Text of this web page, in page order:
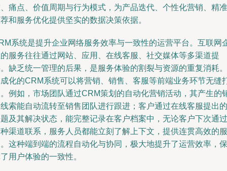
痛点、价值周期与行为模式，为产品迭代、个性化营销、精准
和服务优化提供坚实的数据决策依据。
系统是提升企业网络服务效率与一致性的运营平台。互联网
服务往往通过网站、应用、在线客服、社交媒体等多渠道提
缺乏统一管理的后果，是服务体验的割裂与资源的重复消耗。
化的CRM系统可以将营销、销售、客服等前端业务环节无缝
例如，市场团队通过CRM策划的自动化营销活动，其产生的
索能自动流转至销售团队进行跟进；客户通过在线客服提出的
及其解决状态，能完整记录在客户档案中，无论客户下次通过
渠道联系，服务人员都能立刻了解上下文，提供连贯高效的服
这种端到端的流程自动化与协同，极大地提升了运营效率，保
用户体验的一致性。